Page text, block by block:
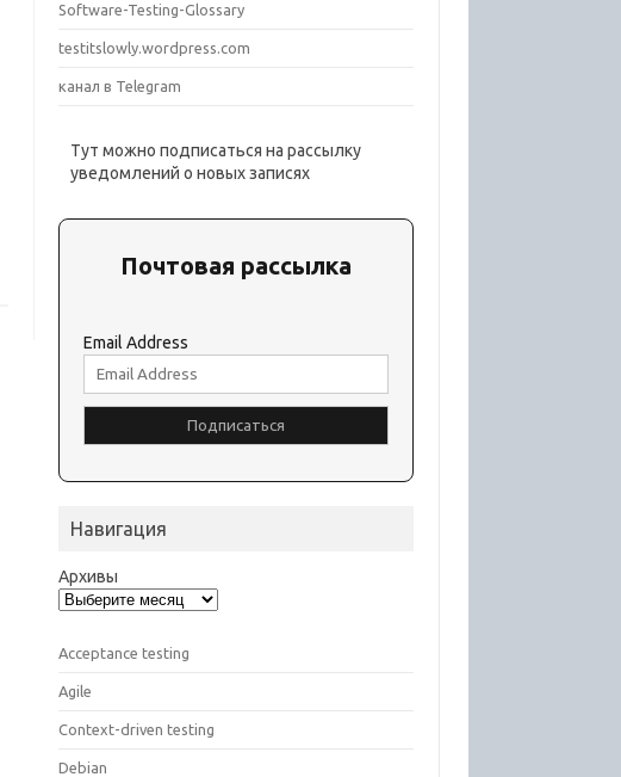
Software-Testing-Glossary
testitslowly.wordpress.com
канал в Telegram
Тут можно подписаться на рассылку
уведомлений о новых записях
Почтовая рассылка
Email Address
Навигация
Архивы
Acceptance testing
Agile
Context-driven testing
Debian